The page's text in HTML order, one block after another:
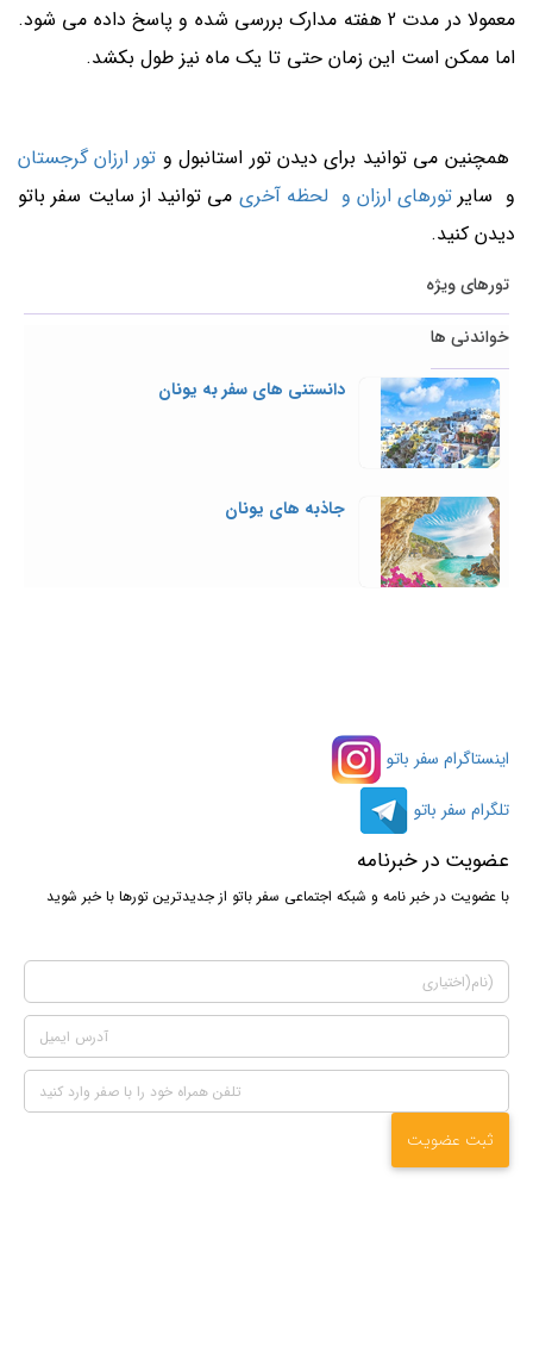
معمولا در مدت 2 هفته مدارک بررسی شده و پاسخ داده می شود.
اما ممکن است این زمان حتی تا یک ماه نیز طول بکشد.
همچنین می توانید برای ديدن تور استانبول و تور ارزان گرجستان
و سایر تورهای ارزان و لحظه آخری مي توانيد از سايت سفر باتو
ديدن كنيد.
تورهای ویژه
خواندنی ها
دانستنی های سفر به یونان
جاذبه های یونان
اینستاگرام سفر باتو
تلگرام سفر باتو
عضویت در خبرنامه
با عضویت در خبر نامه و شبکه اجتماعی سفر باتو از جدیدترین تورها با خبر شوید
ثبت عضویت